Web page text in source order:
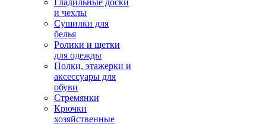
Гладильные доски
и чехлы
Сушилки для
белья
Ролики и щетки
для одежды
Полки, этажерки и
аксессуары для
обуви
Стремянки
Крючки
хозяйственные